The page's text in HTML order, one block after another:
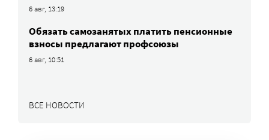
6 авг, 13:19
Обязать самозанятых платить пенсионные
взносы предлагают профсоюзы
6 авг, 10:51
ВСЕ НОВОСТИ